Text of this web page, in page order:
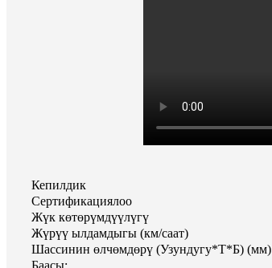
Кепилдик
Сертификациялоо
Жүк көтөрүмдүүлүгү
Жүрүү ылдамдыгы (км/саат)
Шассинин өлчөмдөрү (Узундугу*Т*Б) (мм)